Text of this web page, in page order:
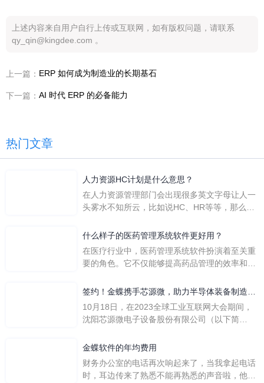
上述内容来自用户自行上传或互联网，如有版权问题，请联系
qy_qin@kingdee.com 。
上一篇： ERP 如何成为制造业的长期基石
下一篇： AI 时代 ERP 的必备能力
热门文章
人力资源HC计划是什么意思？
在人力资源管理部门会出现很多英文字母让人一
头雾水不知所云，比如说HC、HR等等，那么它
么呢？
什么样子的医药管理系统软件更好用？
在医疗行业中，医药管理系统软件扮演着至关重
要的角色。它不仅能够提高药品管理的效率和准
一个好用的医药管理系统软件应具备以下特点。
地进行操作。 复杂的
签约！金蝶携手芯源微，助力半导体装备制造领
先企业迈向世界
10月18日，在2023全球工业互联网大会期间，
沈阳芯源微电子设备股份有限公司（以下简
下简称“金蝶”）在辽宁沈阳签署战略合作协议。
营管控平台，从而实现公司产研一体化、业财一
金蝶软件的年均费用
财务办公室的电话再次响起来了，当我拿起电话
时，耳边传来了熟悉不能再熟悉的声音啦，他就